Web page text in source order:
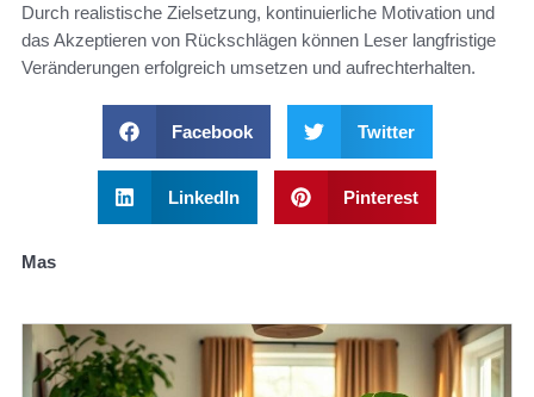
Durch realistische Zielsetzung, kontinuierliche Motivation und
das Akzeptieren von Rückschlägen können Leser langfristige
Veränderungen erfolgreich umsetzen und aufrechterhalten.
Facebook Twitter
LinkedIn Pinterest
Mas